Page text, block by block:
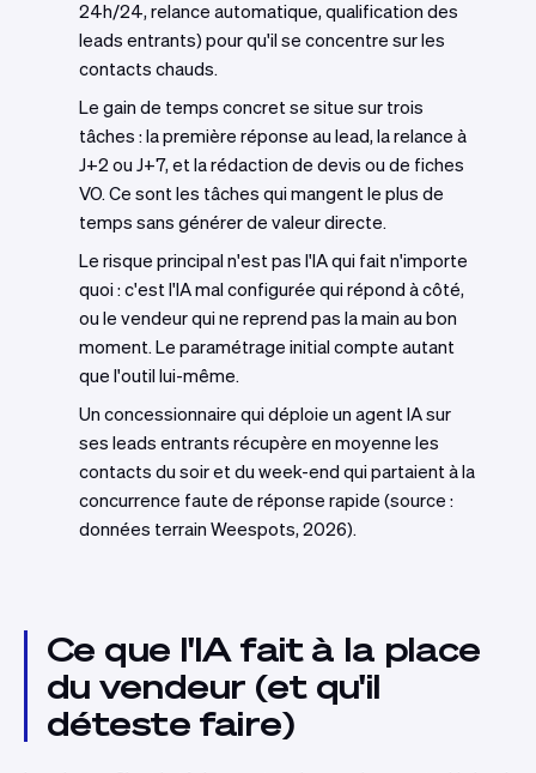
24h/24, relance automatique, qualification des
leads entrants) pour qu'il se concentre sur les
contacts chauds.
Le gain de temps concret se situe sur trois
tâches : la première réponse au lead, la relance à
J+2 ou J+7, et la rédaction de devis ou de fiches
VO. Ce sont les tâches qui mangent le plus de
temps sans générer de valeur directe.
Le risque principal n'est pas l'IA qui fait n'importe
quoi : c'est l'IA mal configurée qui répond à côté,
ou le vendeur qui ne reprend pas la main au bon
moment. Le paramétrage initial compte autant
que l'outil lui-même.
Un concessionnaire qui déploie un agent IA sur
ses leads entrants récupère en moyenne les
contacts du soir et du week-end qui partaient à la
concurrence faute de réponse rapide (source :
données terrain Weespots, 2026).
Ce que l'IA fait à la place
du vendeur (et qu'il
déteste faire)